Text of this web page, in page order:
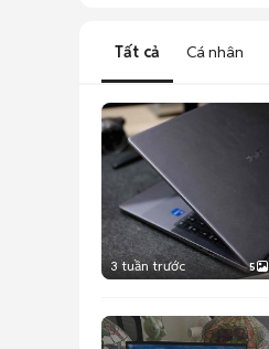
Tất cả Cá nhân
3 tuần trước 5